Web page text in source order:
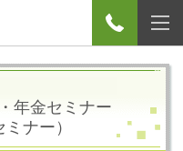
年金セミナー
ナー）